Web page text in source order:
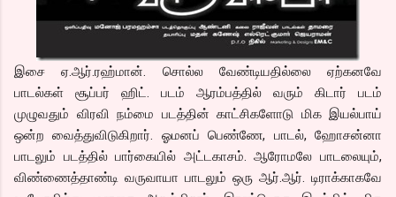
இசை ஏ.ஆர்.ரஹ்மான். சொல்ல வேண்டியதில்லை ஏற்கனவே
பாடல்கள் சூப்பர் ஹிட். படம் ஆரம்பத்தில் வரும் கிடார் படம்
முழுவதும் விரவி நம்மை படத்தின் காட்சிகளோடு மிக இயல்பாய்
ஒன்ற வைத்துவிடுகிறார். ஓமனப் பெண்ணே, பாடல், ஹோசன்னா
பாடலும் படத்தில் பார்கையில் அட்டகாசம். ஆரோமலே பாடலையும்,
விண்ணைத்தாண்டி வருவாயா பாடலும் ஒரு ஆர்.ஆர். டிராக்காகவே